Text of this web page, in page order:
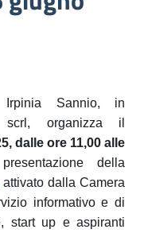
rpinia Sannio, in
scrl, organizza il
dalle ore 11,00 alle
della
attivato dalla Camera
informativo e di
start up e aspiranti